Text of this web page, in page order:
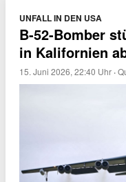
UNFALL IN DEN USA
B-52-Bomber
in Kalifornien
15. Juni 2026, 22:40 Uhr ·